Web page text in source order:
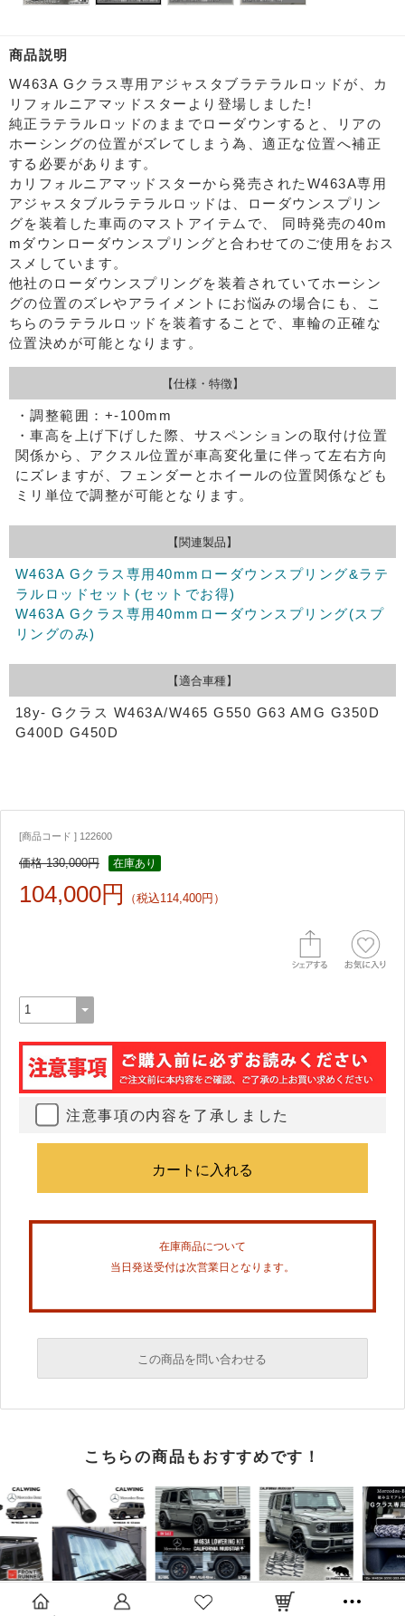
商品説明
W463A Gクラス専用アジャスタブラテラルロッドが、カ
リフォルニアマッドスターより登場しました!
純正ラテラルロッドのままでローダウンすると、リアの
ホーシングの位置がズレてしまう為、適正な位置へ補正
する必要があります。
カリフォルニアマッドスターから発売されたW463A専用
アジャスタブルラテラルロッドは、ローダウンスプリン
グを装着した車両のマストアイテムで、
同時発売の40m
mダウンローダウンスプリングと合わせてのご使用をおス
スメしています。
他社のローダウンスプリングを装着されていてホーシン
グの位置のズレやアライメントにお悩みの場合にも、こ
ちらのラテラルロッドを装着することで、車輪の正確な
位置決めが可能となります。
【仕様・特徴】
・調整範囲：+-100mm
・車高を上げ下げした際、サスペンションの取付け位置
関係から、アクスル位置が車高変化量に伴って左右方向
にズレますが、フェンダーとホイールの位置関係なども
ミリ単位で調整が可能となります。
【関連製品】
W463A Gクラス専用40mmローダウンスプリング&ラテ
ラルロッドセット(セットでお得)
W463A Gクラス専用40mmローダウンスプリング(スプ
リングのみ)
【適合車種】
18y- Gクラス W463A/W465 G550 G63 AMG G350D
G400D G450D
[商品コード ] 122600
価格 130,000円 在庫あり
104,000円 （税込114,400円）
注意事項の内容を了承しました
在庫商品について
当日発送受付は次営業日となります。
この商品を問い合わせる
必須
こちらの商品もおすすめです！